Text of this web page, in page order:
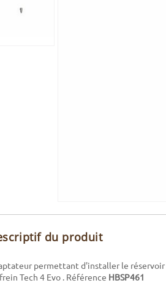
du produit
permettant d'installer le
Tech 4 Evo . Référence HBSP461